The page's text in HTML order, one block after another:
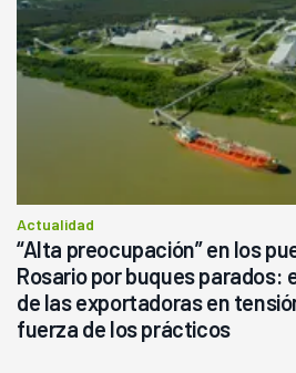
Actualidad
“Alta preocupación” en los
Rosario por buques parados:
de las exportadoras en
fuerza de los prácticos